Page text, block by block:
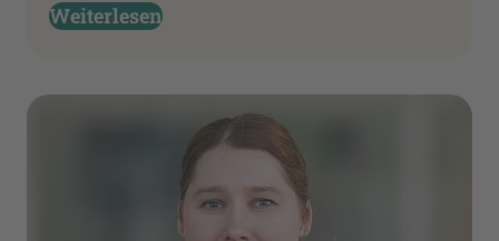
Weiterlesen